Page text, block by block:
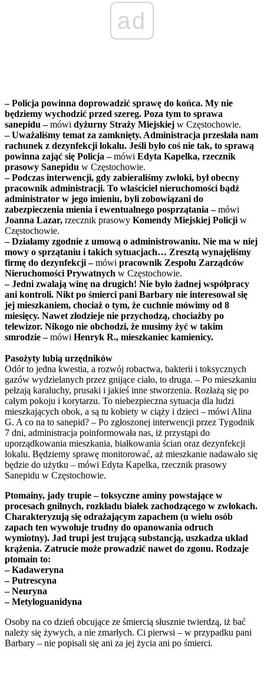
ad
– Policja powinna doprowadzić sprawę do końca. My nie
będziemy wychodzić przed szereg. Poza tym to sprawa
sanepidu –mówi dyżurny Straży Miejskiej w Częstochowie.
– Uważaliśmy temat za zamknięty. Administracja przesłała nam
rachunek z dezynfekcji lokalu. Jeśli było coś nie tak, to sprawą
powinna zająć się Policja –mówi Edyta Kapelka, rzecznik
prasowy Sanepidu w Częstochowie.
– Podczas interwencji, gdy zabieraliśmy zwłoki, był obecny
pracownik administracji. To właściciel nieruchomości bądź
administrator w jego imieniu, byli zobowiązani do
zabezpieczenia mienia i ewentualnego posprzątania –mówi
Joanna Lazar, rzecznik prasowy Komendy Miejskiej Policji w
Częstochowie.
– Działamy zgodnie z umową o administrowaniu. Nie ma w niej
mowy o sprzątaniu i takich sytuacjach… Zresztą wynajęliśmy
firmę do dezynfekcji –mówi pracownik Zespołu Zarządców
Nieruchomości Prywatnych w Częstochowie.
– Jedni zwalają winę na drugich! Nie było żadnej współpracy
ani kontroli. Nikt po śmierci pani Barbary nie interesował się
jej mieszkaniem, chociaż o tym, że cuchnie mówimy od 8
miesięcy. Nawet złodzieje nie przychodzą, chociażby po
telewizor. Nikogo nie obchodzi, że musimy żyć w takim
smrodzie –mówi Henryk R., mieszkaniec kamienicy.
Pasożyty lubią urzędników
Odór to jedna kwestia, a rozwój robactwa, bakterii i toksycznych
gazów wydzielanych przez gnijące ciało, to druga. – Po mieszkaniu
pełzają karaluchy, prusaki i jakieś inne stworzenia. Rozłażą się po
całym pokoju i korytarzu. To niebezpieczna sytuacja dla ludzi
mieszkających obok, a są tu kobiety w ciąży i dzieci – mówi Alina
G. A co na to sanepid? – Po zgłoszonej interwencji przez Tygodnik
7 dni, administracja poinformowała nas, iż przystąpi do
uporządkowania mieszkania, białkowania ścian oraz dezynfekcji
lokalu. Będziemy sprawę monitorować, aż mieszkanie nadawało się
będzie do użytku – mówi Edyta Kapelka, rzecznik prasowy
Sanepidu w Częstochowie.
Ptomainy, jady trupie – toksyczne aminy powstające w
procesach gnilnych, rozkładu białek zachodzącego w zwłokach.
Charakteryzują się odrażającym zapachem (u wielu osób
zapach ten wywołuje trudny do opanowania odruch
wymiotny). Jad trupi jest trującą substancją, uszkadza układ
krążenia. Zatrucie może prowadzić nawet do zgonu. Rodzaje
ptomain to:
– Kadaweryna
– Putrescyna
– Neuryna
– Metyloguanidyna
Osoby na co dzień obcujące ze śmiercią słusznie twierdzą, iż bać
należy się żywych, a nie zmarłych. Ci pierwsi – w przypadku pani
Barbary – nie popisali się ani za jej życia ani po śmierci.